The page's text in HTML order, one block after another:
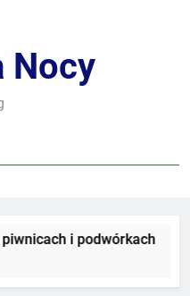
Nocy
i podwórkach